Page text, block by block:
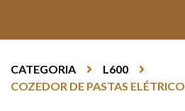
CATEGORIA
L600
COZEDOR DE PASTAS ELÉTRICO